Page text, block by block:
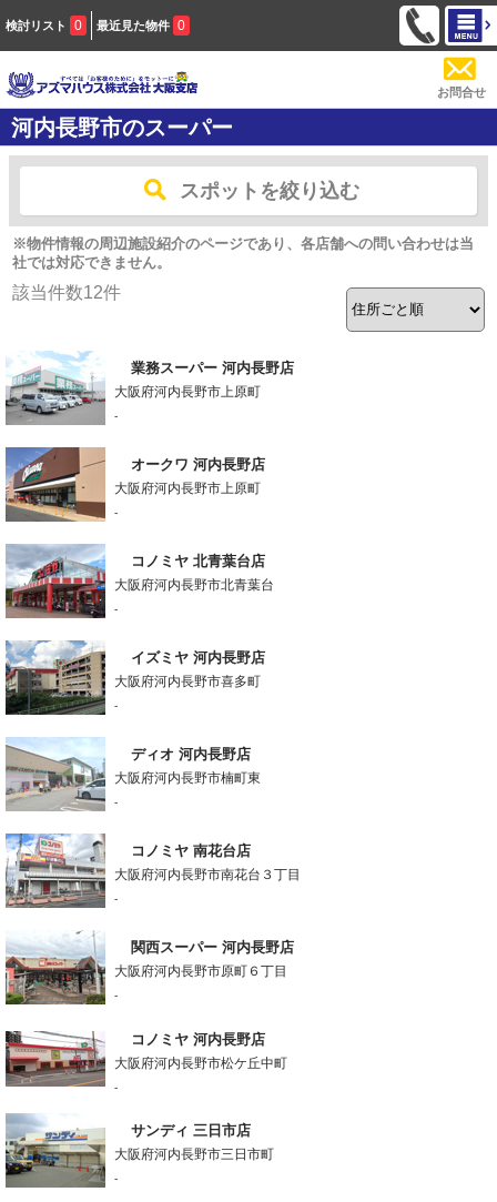
検討リスト 0 最近見た物件 0
お問合せ
河内長野市のスーパー
スポットを絞り込む
※物件情報の周辺施設紹介のページであり、各店舗への問い合わせは当
社では対応できません。
該当件数12件
業務スーパー 河内長野店
大阪府河内長野市上原町
-
オークワ 河内長野店
大阪府河内長野市上原町
-
コノミヤ 北青葉台店
大阪府河内長野市北青葉台
-
イズミヤ 河内長野店
大阪府河内長野市喜多町
-
ディオ 河内長野店
大阪府河内長野市楠町東
-
コノミヤ 南花台店
大阪府河内長野市南花台３丁目
-
関西スーパー 河内長野店
大阪府河内長野市原町６丁目
-
コノミヤ 河内長野店
大阪府河内長野市松ケ丘中町
-
サンディ 三日市店
大阪府河内長野市三日市町
-